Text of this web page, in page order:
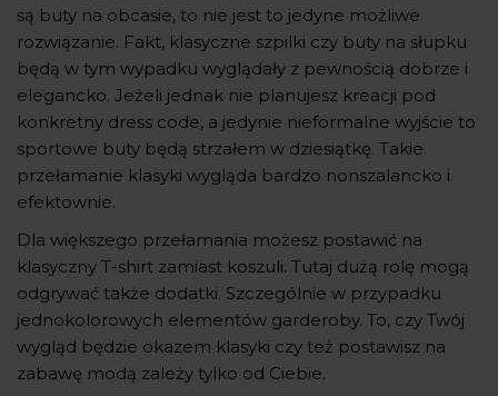
są buty na obcasie, to nie jest to jedyne możliwe
rozwiązanie. Fakt, klasyczne szpilki czy buty na słupku
będą w tym wypadku wyglądały z pewnością dobrze i
elegancko. Jeżeli jednak nie planujesz kreacji pod
konkretny dress code, a jedynie nieformalne wyjście to
sportowe buty będą strzałem w dziesiątkę. Takie
przełamanie klasyki wygląda bardzo nonszalancko i
efektownie.
Dla większego przełamania możesz postawić na
klasyczny T-shirt zamiast koszuli. Tutaj dużą rolę mogą
odgrywać także dodatki. Szczególnie w przypadku
jednokolorowych elementów garderoby. To, czy Twój
wygląd będzie okazem klasyki czy też postawisz na
zabawę modą zależy tylko od Ciebie.